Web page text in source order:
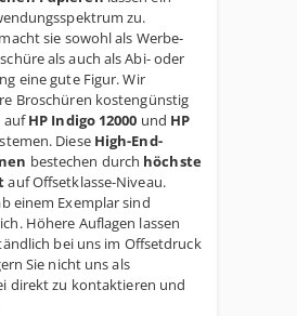
zu.
sie sowohl als Werbe-
als auch als Abi- oder
eine gute Figur. Wir
Broschüren kostengünstig
aufHP Indigo 12000 und HP
Diese High-End-
bestechen durch höchste
auf Offsetklasse-Niveau.
einem Exemplar sind
Höhere Auflagen lassen
bei uns im Offsetdruck
Sie nicht uns als
direkt zu kontaktieren und